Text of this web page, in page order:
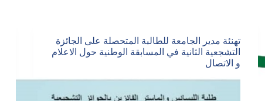
تهنئة مدير الجامعة للطالبة المتحصلة على الجائزة
التشجعية الثانية في المسابقة الوطنية حول الاعلام
و الاتصال